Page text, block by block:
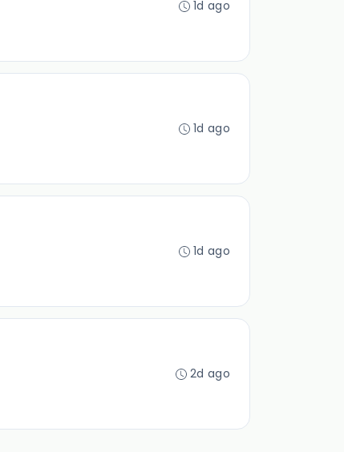
1d ago
1d ago
1d ago
2d ago